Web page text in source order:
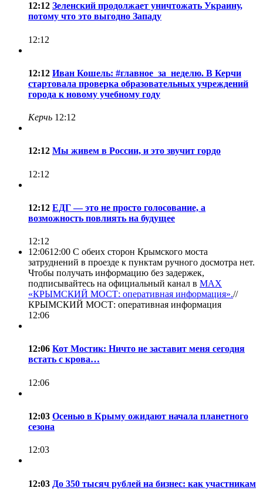
12:12 Зеленский продолжает уничтожать Украину,
потому что это выгодно Западу
12:12
12:12 Иван Кошель: #главное_за_неделю. В Керчи
стартовала проверка образовательных учреждений
города к новому учебному году
Керчь 12:12
12:12 Мы живем в России, и это звучит гордо
12:12
12:12 ЕДГ — это не просто голосование, а
возможность повлиять на будущее
12:12
12:0612:00 С обеих сторон Крымского моста
затруднений в проезде к пунктам ручного досмотра нет.
Чтобы получать информацию без задержек,
подписывайтесь на официальный канал в MAX
«КРЫМСКИЙ МОСТ: оперативная информация».//
КРЫМСКИЙ МОСТ: оперативная информация
12:06
12:06 Кот Мостик: Ничто не заставит меня сегодня
встать с крова…
12:06
12:03 Осенью в Крыму ожидают начала планетного
сезона
12:03
12:03 До 350 тысяч рублей на бизнес: как участникам